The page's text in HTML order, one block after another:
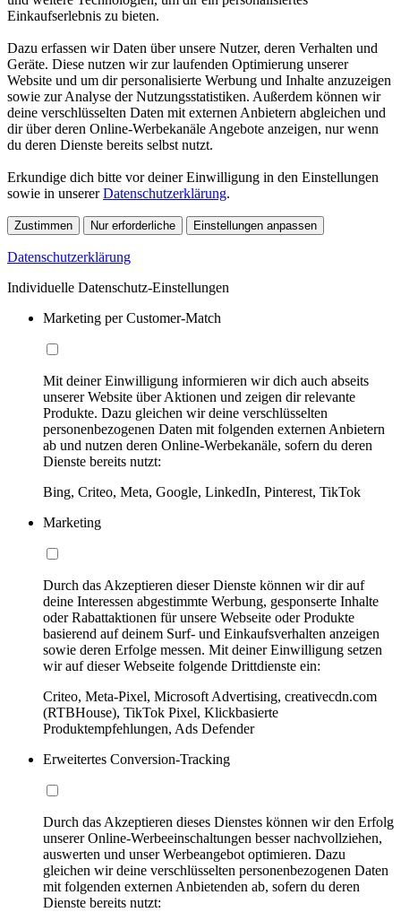
Einkaufserlebnis zu bieten.
Dazu erfassen wir Daten über unsere Nutzer, deren Verhalten und
Geräte. Diese nutzen wir zur laufenden Optimierung unserer
Website und um dir personalisierte Werbung und Inhalte anzuzeigen
sowie zur Analyse der Nutzungsstatistiken. Außerdem können wir
deine verschlüsselten Daten mit externen Anbietern abgleichen und
dir über deren Online-Werbekanäle Angebote anzeigen, nur wenn
du deren Dienste bereits selbst nutzt.
Erkundige dich bitte vor deiner Einwilligung in den Einstellungen
sowie in unsererDatenschutzerklärung.
Zustimmen Nur erforderliche Einstellungen anpassen
Datenschutzerklärung
Individuelle Datenschutz-Einstellungen
Marketing per Customer-Match
Mit deiner Einwilligung informieren wir dich auch abseits
unserer Website über Aktionen und zeigen dir relevante
Produkte. Dazu gleichen wir deine verschlüsselten
personenbezogenen Daten mit folgenden externen Anbietern
ab und nutzen deren Online-Werbekanäle, sofern du deren
Dienste bereits nutzt:
Bing, Criteo, Meta, Google, LinkedIn, Pinterest, TikTok
Marketing
Durch das Akzeptieren dieser Dienste können wir dir auf
deine Interessen abgestimmte Werbung, gesponserte Inhalte
oder Rabattaktionen für unsere Webseite oder Produkte
basierend auf deinem Surf- und Einkaufsverhalten anzeigen
sowie deren Erfolge messen. Mit deiner Einwilligung setzen
wir auf dieser Webseite folgende Drittdienste ein:
Criteo, Meta-Pixel, Microsoft Advertising, creativecdn.com
(RTBHouse), TikTok Pixel, Klickbasierte
Produktempfehlungen, Ads Defender
Erweitertes Conversion-Tracking
Durch das Akzeptieren dieses Dienstes können wir den Erfolg
unserer Online-Werbeeinschaltungen besser nachvollziehen,
auswerten und unser Werbeangebot optimieren. Dazu
gleichen wir deine verschlüsselten personenbezogenen Daten
mit folgenden externen Anbietenden ab, sofern du deren
Dienste bereits nutzt: